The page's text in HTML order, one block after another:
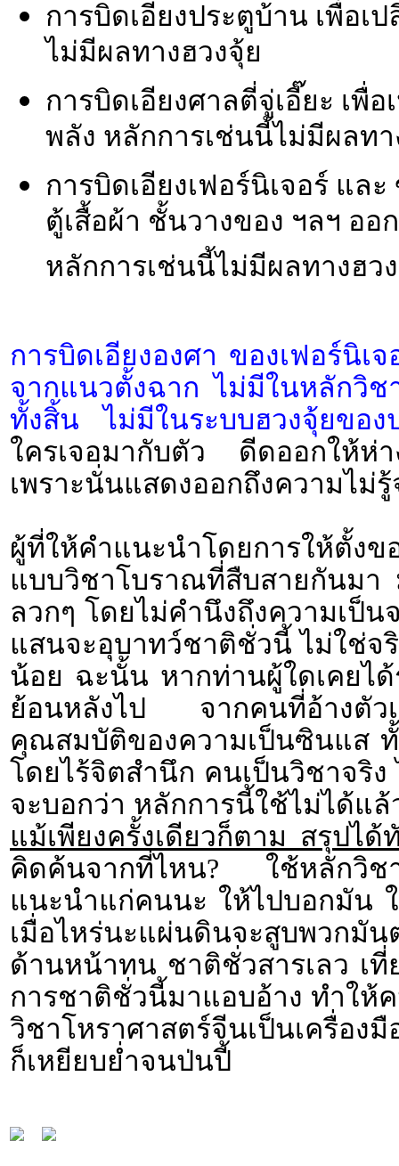
การบิดเอียงประตูบ้าน เพื่อเ
ไม่มีผลทางฮวงจุ้ย
การบิดเอียงศาลตี่จู่เอี๊ยะ เพื่
พลัง หลักการเช่นนี้ไม่มีผลทา
การบิดเอียงเฟอร์นิเจอร์ แล
ตู้เสื้อผ้า ชั้นวางของ ฯลฯ อ
หลักการเช่นนี้ไม่มีผลทางฮว
การบิดเอียงองศา ของเฟอร์นิเ
จากแนวตั้งฉาก ไม่มีในหลักวิช
ทั้งสิ้น ไม่มีในระบบฮวงจุ้ยของ
ใครเจอมากับตัว ดีดออกให้ห่
เพราะนั่นแสดงออกถึงความไม่
ผู้ที่ให้คำแนะนำโดยการให้ตั้งข
แบบวิชาโบราณที่สืบสายกันม
ลวกๆ โดยไม่คำนึงถึงความเป็
แสนจะอุบาทว์ชาติชั่วนี้ ไม่ใช่จ
น้อย ฉะนั้น หากท่านผู้ใดเคยไ
ย้อนหลังไป จากคนที่อ้างตั
คุณสมบัติของความเป็นซินแส
โดยไร้จิตสำนึก คนเป็นวิชาจริ
จะบอกว่า หลักการนี้ใช้ไม่ได้แ
แม้เพียงครั้งเดียวก็ตาม สรุปไ
คิดค้นจากที่ไหน? ใช้หลักวิช
แนะนำแก่คนนะ ให้ไปบอกมัน
เมื่อไหร่นะแผ่นดินจะสูบพวก
ด้านหน้าทน ชาติชั่วสารเลว เ
การชาติชั่วนี้มาแอบอ้าง ทำให้
วิชาโหราศาสตร์จีนเป็นเครื่อง
ก็เหยียบย่ำจนป่นปี้